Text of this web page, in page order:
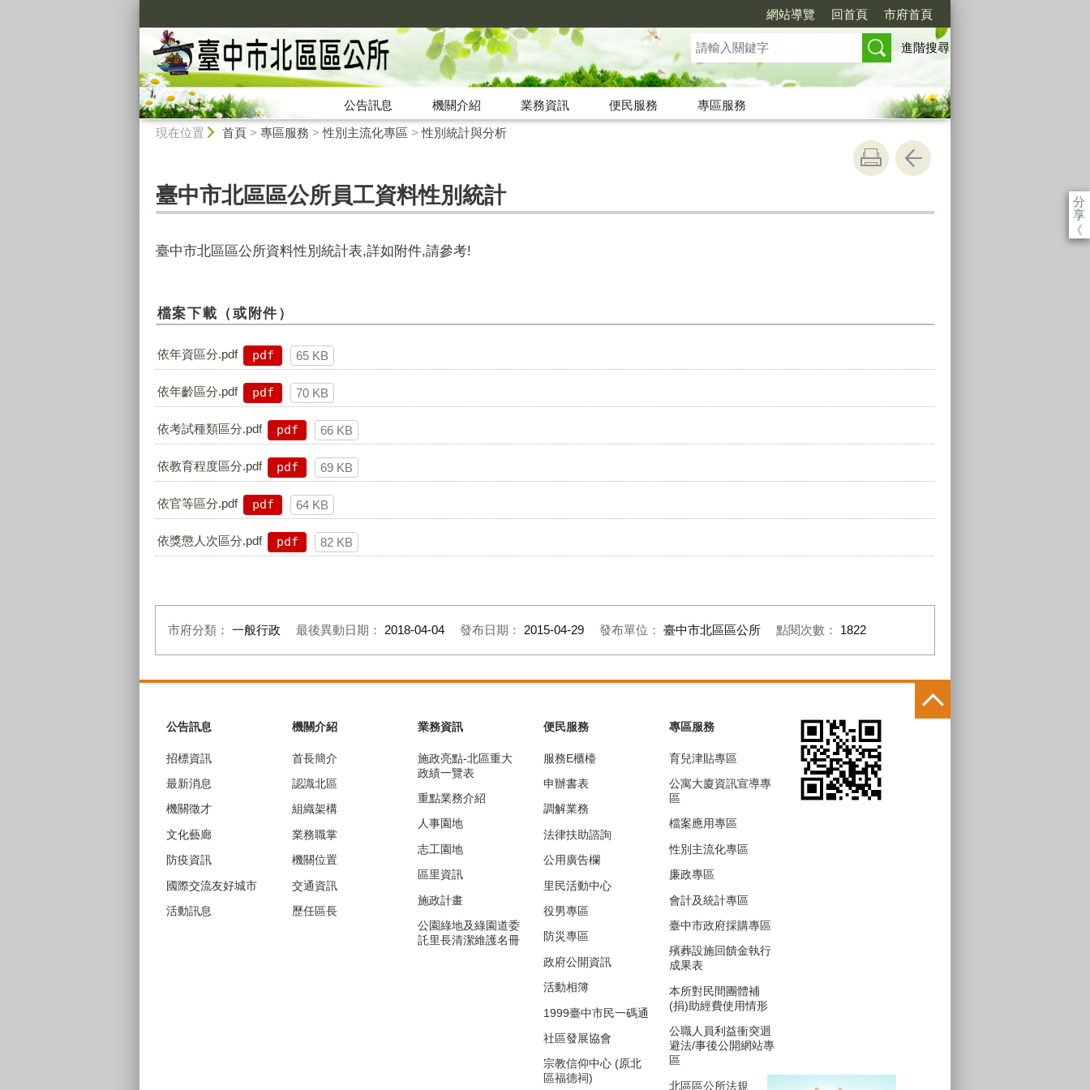
網站導覽 回首頁 市府首頁
進階搜尋
公告訊息 機關介紹 業務資訊 便民服務
專區服務
現在位置 首頁> 專區服務 >性別主流化專區 >性別統計與分析
分
享
《
臺中市北區區公所員工資料性別統計
臺中市北區區公所資料性別統計表,詳如附件,請參考!
檔案下載（或附件）
依年資區分.pdf pdf 65 KB
依年齡區分.pdf pdf 70 KB
依考試種類區分.pdf pdf 66 KB
依教育程度區分.pdf pdf 69 KB
依官等區分.pdf pdf 64 KB
依獎懲人次區分.pdf pdf 82 KB
市府分類： 一般行政 最後異動日期： 2018-04-04 發布日期： 2015-04-29 發布單位： 臺中市北區區公所 點閱次數： 1822
公告訊息
招標資訊
最新消息
機關徵才
文化藝廊
防疫資訊
國際交流友好城市
活動訊息
機關介紹
首長簡介
認識北區
組織架構
業務職掌
機關位置
交通資訊
歷任區長
業務資訊
施政亮點-北區重大
政績一覽表
重點業務介紹
人事園地
志工園地
區里資訊
施政計畫
公園綠地及綠園道委
託里長清潔維護名冊
便民服務
服務E櫃檯
申辦書表
調解業務
法律扶助諮詢
公用廣告欄
里民活動中心
役男專區
防災專區
政府公開資訊
活動相簿
1999臺中市民一碼通
社區發展協會
宗教信仰中心 (原北
區福德祠)
專區服務
育兒津貼專區
公寓大廈資訊宣導專
區
檔案應用專區
性別主流化專區
廉政專區
會計及統計專區
臺中市政府採購專區
殯葬設施回饋金執行
成果表
本所對民間團體補
(捐)助經費使用情形
公職人員利益衝突迴
避法/事後公開網站專
區
北區區公所法規